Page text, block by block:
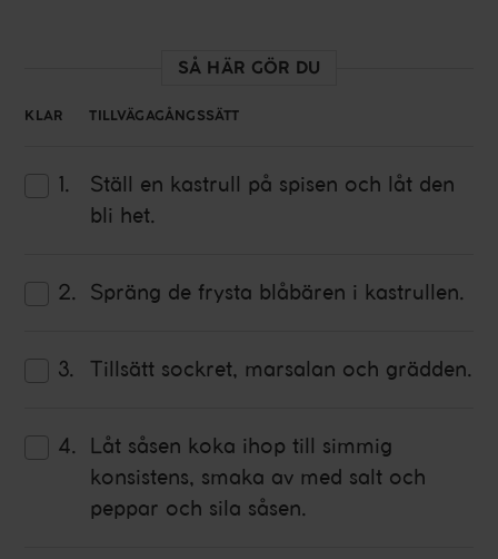
SÅ HÄR GÖR DU
KLAR TILLVÄGAGÅNGSSÄTT
Ställ en kastrull på spisen och låt den
bli het.
Spräng de frysta blåbären i kastrullen.
Tillsätt sockret, marsalan och grädden.
Låt såsen koka ihop till simmig
konsistens, smaka av med salt och
peppar och sila såsen.